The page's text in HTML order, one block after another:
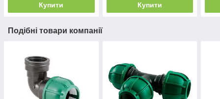
Купити Купити
Подібні товари компанії